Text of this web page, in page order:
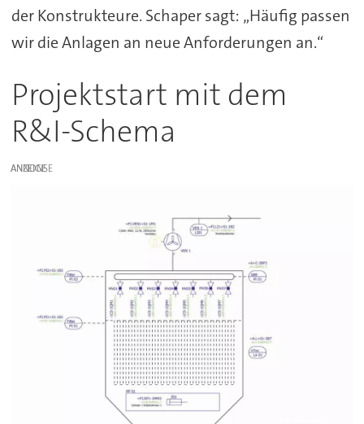
der Konstrukteure. Schaper sagt: „Häufig passen
wir die Anlagen an neue Anforderungen an.“
Projektstart mit dem
R&I-Schema
ANZEIGE